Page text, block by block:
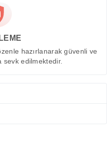
hazırlanarak güvenli ve
sevk edilmektedir.